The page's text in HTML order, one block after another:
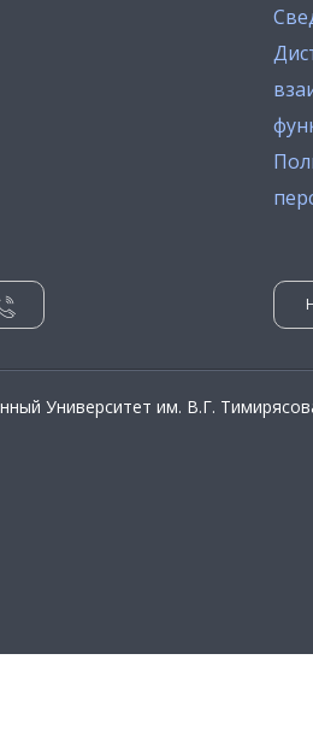
Университет им. В.Г.